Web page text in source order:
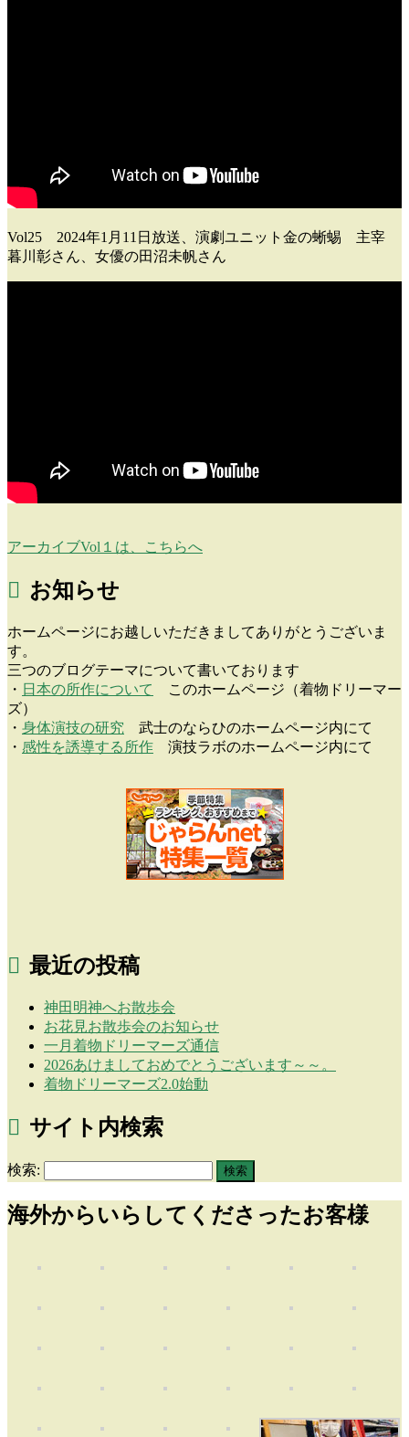
Vol25 2024年1月11日放送、演劇ユニット金の蜥蜴 主宰
暮川彰さん、女優の田沼未帆さん
アーカイブVol１は、こちらへ
お知らせ
ホームページにお越しいただきましてありがとうございま
す。
三つのブログテーマについて書いております
・ 日本の所作について
このホームページ（着物ドリーマー
ズ）
・ 身体演技の研究 武士のならひのホームページ内にて
・ 感性を誘導する所作 演技ラボのホームページ内にて
最近の投稿
神田明神へお散歩会
お花見お散歩会のお知らせ
一月着物ドリーマーズ通信
2026あけましておめでとうございます～～。
着物ドリーマーズ2.0始動
サイト内検索
検索:
海外からいらしてくださったお客様